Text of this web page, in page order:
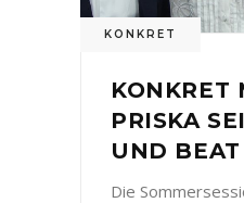
KONKRET
KONKRET
PRISKA
UND
Die